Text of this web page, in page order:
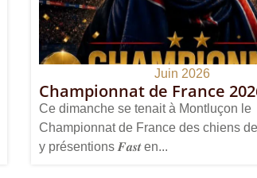
Juin 2026
Championnat de France
Ce dimanche se tenait à Montluçon le
Championnat de France des chiens
y présentions 𝑭𝒂𝒔𝒕 en...